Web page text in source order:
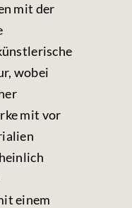
mit der
wobei
mit vor
einem